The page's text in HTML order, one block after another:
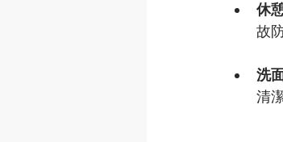
休
故
洗
清